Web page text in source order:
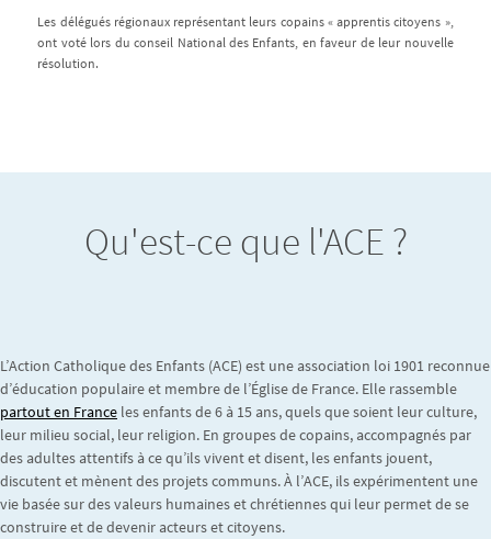
Les délégués régionaux représentant leurs copains « apprentis citoyens »,
ont voté lors du conseil National des Enfants, en faveur de leur nouvelle
résolution.
Qu'est-ce que l'ACE ?
L’Action Catholique des Enfants (ACE) est une association loi 1901 reconnue
d’éducation populaire et membre de l’Église de France. Elle rassemble
partout en France les enfants de 6 à 15 ans, quels que soient leur culture,
leur milieu social, leur religion. En groupes de copains, accompagnés par
des adultes attentifs à ce qu’ils vivent et disent, les enfants jouent,
discutent et mènent des projets communs. À l’ACE, ils expérimentent une
vie basée sur des valeurs humaines et chrétiennes qui leur permet de se
construire et de devenir acteurs et citoyens.